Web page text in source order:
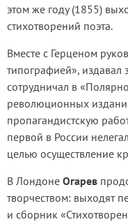
этом же году (1855)
стихотворений поэта.
Вместе с Герценом
типографией»,
сотрудничал в
революционных
пропагандистскую
первой в России
целью осуществление
В Лондоне Огарев
творчеством: выходят
и сборник